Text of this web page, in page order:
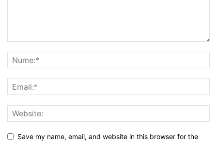
Save my name, email, and website in this browser for the